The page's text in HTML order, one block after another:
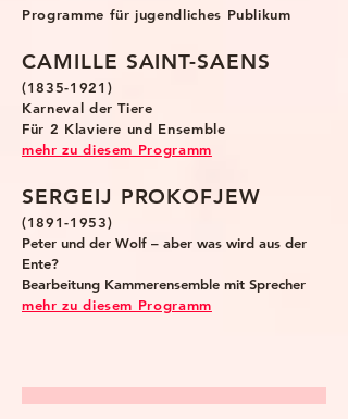
Programme für jugendliches Publikum
CAMILLE SAINT-SAENS
(1835-1921)
Karneval der Tiere
Für 2 Klaviere und Ensemble
mehr zu diesem Programm
SERGEIJ PROKOFJEW
(1891-1953)
Peter und der Wolf – aber was wird aus der
Ente?
Bearbeitung Kammerensemble mit Sprecher
mehr zu diesem Programm